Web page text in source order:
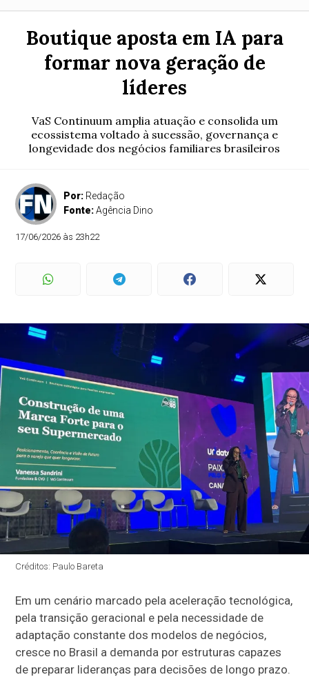
Boutique aposta em IA para
formar nova geração de
líderes
VaS Continuum amplia atuação e consolida um
ecossistema voltado à sucessão, governança e
longevidade dos negócios familiares brasileiros
Por: Redação
Fonte:Agência Dino
17/06/2026 às 23h22
Créditos: Paulo Bareta
Em um cenário marcado pela aceleração tecnológica,
pela transição geracional e pela necessidade de
adaptação constante dos modelos de negócios,
cresce no Brasil a demanda por estruturas capazes
de preparar lideranças para decisões de longo prazo.